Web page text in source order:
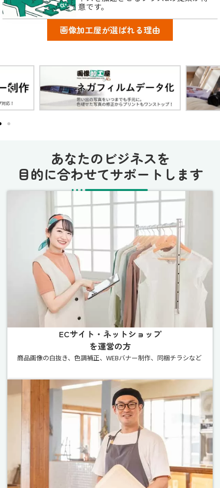
意です。
画像加工屋が選ばれる理由
あなたのビジネスを
目的に合わせてサポートします
ECサイト・ネットショップ
を運営の方
商品画像の白抜き、色調補正、WEBバナー制作、同梱チラシなど